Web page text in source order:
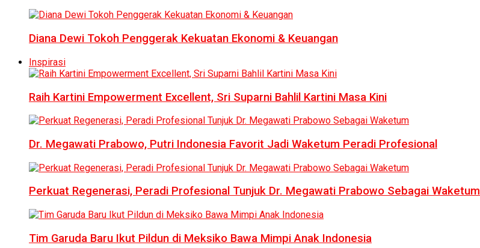
Diana Dewi Tokoh Penggerak Kekuatan Ekonomi & Keuangan
Inspirasi
Raih Kartini Empowerment Excellent, Sri Suparni Bahlil Kartini Masa Kini
Dr. Megawati Prabowo, Putri Indonesia Favorit Jadi Waketum Peradi Profesional
Perkuat Regenerasi, Peradi Profesional Tunjuk Dr. Megawati Prabowo Sebagai Waketum
Tim Garuda Baru Ikut Pildun di Meksiko Bawa Mimpi Anak Indonesia